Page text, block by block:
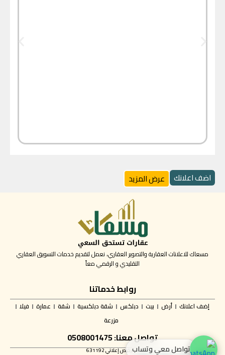
اضف اعلانك عرض المزيد
مسعاك للاعلانات العقارية والتصوير العقاري، نعمل لتقديم خدمات التسويق العقاري
التقليدي و الرقمي معاً
روابط خدماتنا
إضف اعلانك أرض بيت دبلكس شقة دبلكسية شقة عمارة
فيلا
مزرعة
تواصل معنا: 0508001475
✅ ترخيص إعلاني 631192تواصل معي وتساب